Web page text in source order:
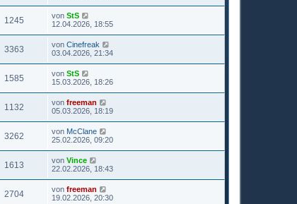
1245 von StS
12.04.2026, 18:55
3363 von Cinefreak
03.04.2026, 21:34
1585 von StS
15.03.2026, 18:26
1132 von freeman
05.03.2026, 18:19
3262 von McClane
25.02.2026, 09:20
1613 von Vince
22.02.2026, 18:43
2704 von freeman
19.02.2026, 20:30